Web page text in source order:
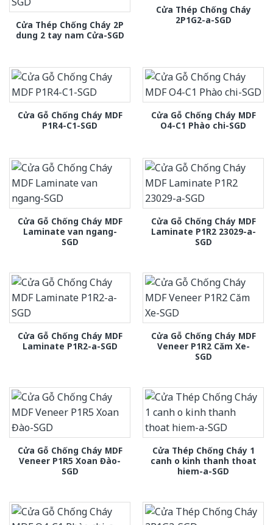
Cửa Thép Chống Cháy 2P
dung 2 tay nam Cửa-SGD
Cửa Thép Chống Cháy
2P1G2-a-SGD
Cửa Gỗ Chống Cháy MDF
P1R4-C1-SGD
Cửa Gỗ Chống Cháy MDF
O4-C1 Phào chi-SGD
Cửa Gỗ Chống Cháy MDF
Laminate van ngang-
SGD
Cửa Gỗ Chống Cháy MDF
Laminate P1R2 23029-a-
SGD
Cửa Gỗ Chống Cháy MDF
Laminate P1R2-a-SGD
Cửa Gỗ Chống Cháy MDF
Veneer P1R2 Căm Xe-
SGD
Cửa Gỗ Chống Cháy MDF
Veneer P1R5 Xoan Đào-
SGD
Cửa Thép Chống Cháy 1
canh o kinh thanh thoat
hiem-a-SGD